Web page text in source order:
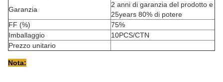
Garanzia
2 anni di garanzia del prodotto e
25years 80% di potere
FF (%)
75%
Imballaggio
10PCS/CTN
Prezzo unitario
Nota: